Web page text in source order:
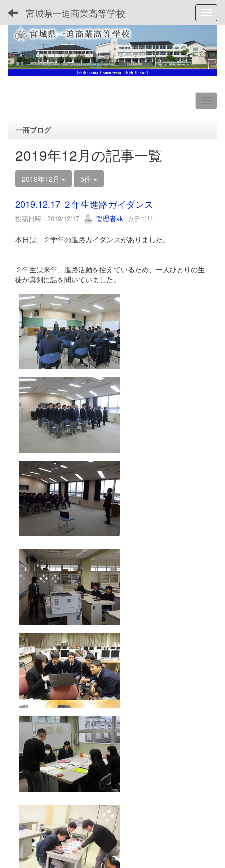
宮城県一迫商業高等学校
一商ブログ
2019年12月の記事一覧
2019年12月 5件
2019.12.17 ２年生進路ガイダンス
投稿日時 : 2019/12/17 管理者ak カテゴリ:
本日は、２学年の進路ガイダンスがありました。
２年生は来年、進路活動を控えているため、一人ひとりの生
徒が真剣に話を聞いていました。